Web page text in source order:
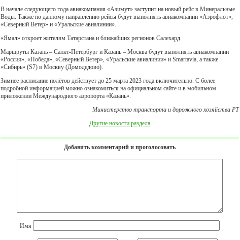
В начале следующего года авиакомпания «Азимут» заступит на новый рейс в Минеральные
Воды. Также по данному направлению рейсы будут выполнять авиакомпании «Аэрофлот»,
«Северный Ветер» и «Уральские авиалинии».
«Ямал» откроет жителям Татарстана и ближайших регионов Салехард.
Маршруты Казань – Санкт-Петербург и Казань – Москва будут выполнять авиакомпании
«Россия», «Победа», «Северный Ветер», «Уральские авиалинии» и Smartavia, а также
«Сибирь» (S7) в Москву (Домодедово).
Зимнее расписание полётов действует до 25 марта 2023 года включительно. С более
подробной информацией можно ознакомиться на официальном сайте и в мобильном
приложении Международного аэропорта «Казань».
Министерство транспорта и дорожного хозяйства РТ
Другие новости раздела
Добавить комментарий и проголосовать
Имя